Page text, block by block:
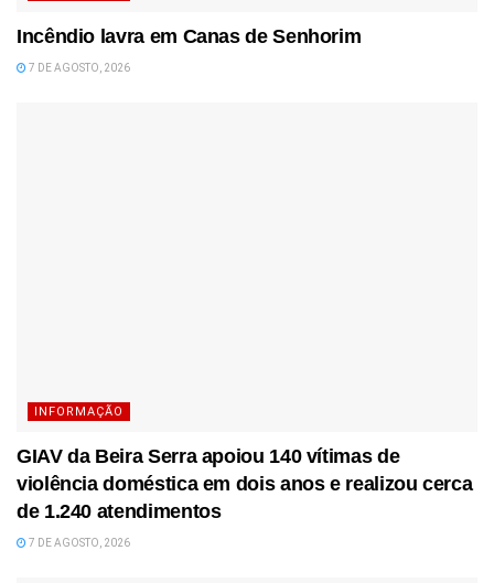
Incêndio lavra em Canas de Senhorim
7 DE AGOSTO, 2026
INFORMAÇÃO
GIAV da Beira Serra apoiou 140 vítimas de
violência doméstica em dois anos e realizou cerca
de 1.240 atendimentos
7 DE AGOSTO, 2026